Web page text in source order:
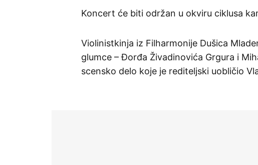
Koncert će biti održan u okviru ciklusa
Violinistkinja iz Filharmonije Dušica
glumce – Đorđa Živadinovića Grgura i
scensko delo koje je rediteljski uobličio